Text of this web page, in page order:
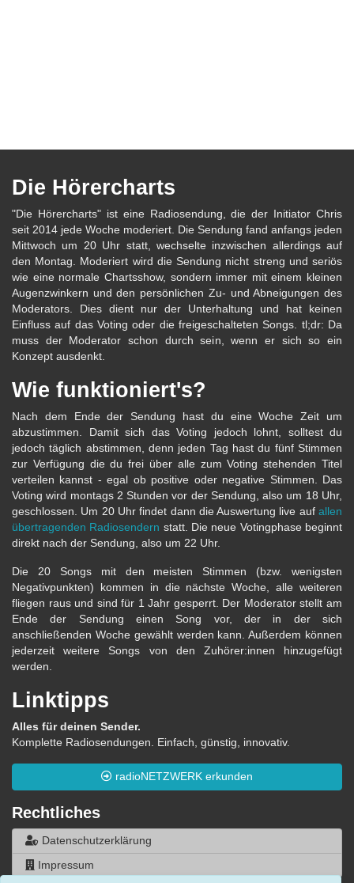
Die Hörercharts
"Die Hörercharts" ist eine Radiosendung, die der Initiator Chris
seit 2014 jede Woche moderiert. Die Sendung fand anfangs jeden
Mittwoch um 20 Uhr statt, wechselte inzwischen allerdings auf
den Montag. Moderiert wird die Sendung nicht streng und seriös
wie eine normale Chartsshow, sondern immer mit einem kleinen
Augenzwinkern und den persönlichen Zu- und Abneigungen des
Moderators. Dies dient nur der Unterhaltung und hat keinen
Einfluss auf das Voting oder die freigeschalteten Songs. tl;dr: Da
muss der Moderator schon durch sein, wenn er sich so ein
Konzept ausdenkt.
Wie funktioniert's?
Nach dem Ende der Sendung hast du eine Woche Zeit um
abzustimmen. Damit sich das Voting jedoch lohnt, solltest du
jedoch täglich abstimmen, denn jeden Tag hast du fünf Stimmen
zur Verfügung die du frei über alle zum Voting stehenden Titel
verteilen kannst - egal ob positive oder negative Stimmen. Das
Voting wird montags 2 Stunden vor der Sendung, also um 18 Uhr,
geschlossen. Um 20 Uhr findet dann die Auswertung live auf allen
übertragenden Radiosendern statt. Die neue Votingphase beginnt
direkt nach der Sendung, also um 22 Uhr.
Die 20 Songs mit den meisten Stimmen (bzw. wenigsten
Negativpunkten) kommen in die nächste Woche, alle weiteren
fliegen raus und sind für 1 Jahr gesperrt. Der Moderator stellt am
Ende der Sendung einen Song vor, der in der sich
anschließenden Woche gewählt werden kann. Außerdem können
jederzeit weitere Songs von den Zuhörer:innen hinzugefügt
werden.
Linktipps
Alles für deinen Sender.
Komplette Radiosendungen. Einfach, günstig, innovativ.
radioNETZWERK erkunden
Rechtliches
Datenschutzerklärung
Impressum